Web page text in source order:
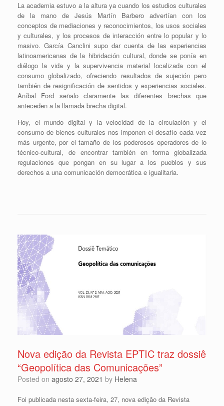
La academia estuvo a la altura ya cuando los estudios culturales
de la mano de Jesús Martín Barbero advertían con los
conceptos de mediaciones y reconocimientos, los usos sociales
y culturales, y los procesos de interacción entre lo popular y lo
masivo. García Canclini supo dar cuenta de las experiencias
latinoamericanas de la hibridación cultural, donde se ponía en
diálogo la vida y la supervivencia material localizada con el
consumo globalizado, ofreciendo resultados de sujeción pero
también de resignificación de sentidos y experiencias sociales.
Aníbal Ford señalo claramente las diferentes brechas que
anteceden a la llamada brecha digital.
Hoy, el mundo digital y la velocidad de la circulación y el
consumo de bienes culturales nos imponen el desafío cada vez
más urgente, por el tamaño de los poderosos operadores de lo
técnico-cultural, de encontrar también en forma globalizada
regulaciones que pongan en su lugar a los pueblos y sus
derechos a una comunicación democrática e igualitaria.
Nova edição da Revista EPTIC traz dossiê
“Geopolítica das Comunicações”
Posted on agosto 27, 2021 by Helena
Foi publicada nesta sexta-feira, 27, nova edição da Revista